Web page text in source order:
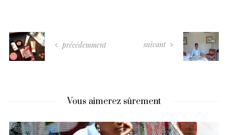
précédemment suivant
Vous aimerez sûrement